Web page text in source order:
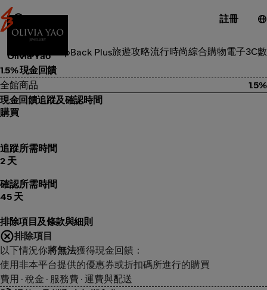
註冊
ShopBack Plus旅遊攻略流行時尚綜合購物電子3C
流行時尚
Olivia Yao
1.5% 現金回饋
全館商品
1.5%
現金回饋追蹤及確認時間
購買
追蹤所需時間
2 天
確認所需時間
45 天
排除項目及條款與細則
排除項目
以下情況你將無法獲得現金回饋：
使用非本平台提供的優惠券或折扣碼所進行的購買
費用 · 稅金 · 服務費 · 運費與配送